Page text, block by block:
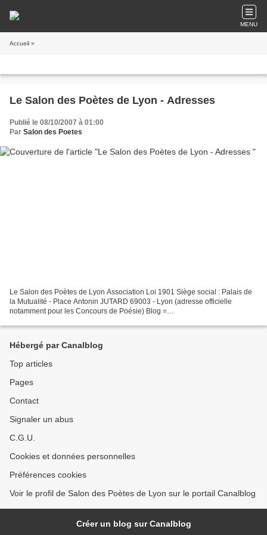
MENU
Accueil »
Le Salon des Poètes de Lyon - Adresses
Publié le 08/10/2007 à 01:00
Par Salon des Poetes
Le Salon des Poètes de Lyon Association Loi 1901 Siège social : Palais de
la Mutualité - Place Antonin JUTARD 69003 - Lyon (adresse officielle
notamment pour les Concours de Poésie) Blog =
Hébergé par Canalblog
Top articles
Pages
Contact
Signaler un abus
C.G.U.
Cookies et données personnelles
Préférences cookies
Voir le profil de Salon des Poètes de Lyon sur le portail Canalblog
Créer un blog sur Canalblog